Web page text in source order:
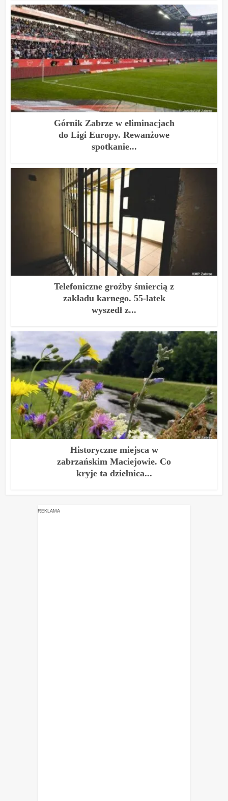
Górnik Zabrze w eliminacjach
do Ligi Europy. Rewanżowe
spotkanie...
Telefoniczne groźby śmiercią z
zakładu karnego. 55-latek
wyszedł z...
Historyczne miejsca w
zabrzańskim Maciejowie. Co
kryje ta dzielnica...
REKLAMA